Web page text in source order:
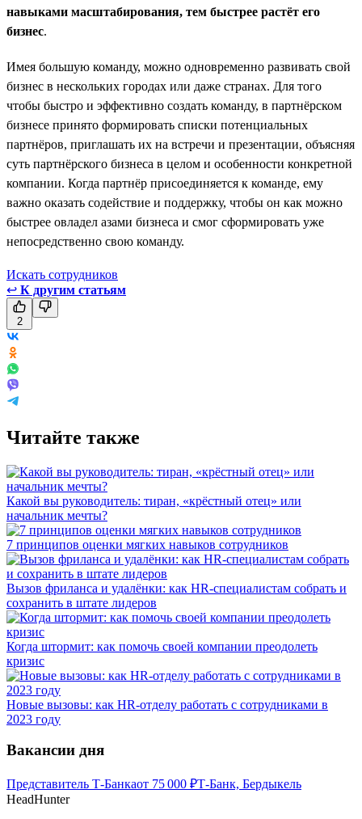
навыками масштабирования, тем быстрее растёт его
бизнес.
Имея большую команду, можно одновременно развивать свой
бизнес в нескольких городах или даже странах. Для того
чтобы быстро и эффективно создать команду, в партнёрском
бизнесе принято формировать списки потенциальных
партнёров, приглашать их на встречи и презентации, объясняя
суть партнёрского бизнеса в целом и особенности конкретной
компании. Когда партнёр присоединяется к команде, ему
важно оказать содействие и поддержку, чтобы он как можно
быстрее овладел азами бизнеса и смог сформировать уже
непосредственно свою команду.
Искать сотрудников
↩ К другим статьям
2
Читайте также
Какой вы руководитель: тиран, «крёстный отец» или
начальник мечты?
7 принципов оценки мягких навыков сотрудников
Вызов фриланса и удалёнки: как HR-специалистам собрать и
сохранить в штате лидеров
Когда штормит: как помочь своей компании преодолеть
кризис
Новые вызовы: как HR-отделу работать с сотрудниками в
2023 году
Вакансии дня
Представитель Т-Банкаот 75 000 ₽Т-Банк, Бердыкель
HeadHunter